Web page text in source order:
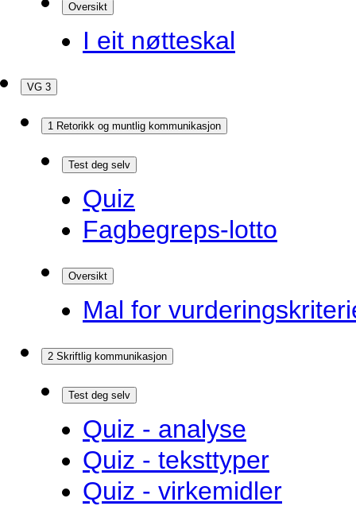
Oversikt
I eit nøtteskal
VG 3
1 Retorikk og muntlig kommunikasjon
Test deg selv
Quiz
Fagbegreps-lotto
Oversikt
Mal for
2 Skriftlig kommunikasjon
Test deg selv
Quiz - analyse
Quiz - teksttyper
Quiz - virkemidler